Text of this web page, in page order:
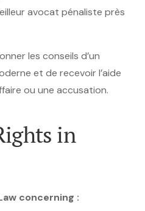
avocat pénaliste près
les conseils d’un
et de recevoir l’aide
ou une accusation.
in
concerning :